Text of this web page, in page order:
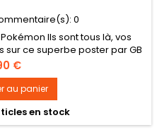
0
Ils sont tous là, vos
sur ce superbe poster par GB
papier brillant. Impression
mesurent 91,5 x 61 cm. -
issu de forêts gérées
€
au panier
en stock